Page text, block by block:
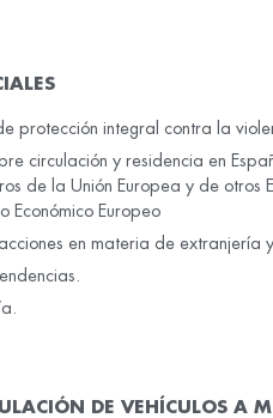
protección integral contra la
circulación y residencia en
de la Unión Europea y de otros
Económico Europeo
en materia de extranjería
DE VEHÍCULOS A